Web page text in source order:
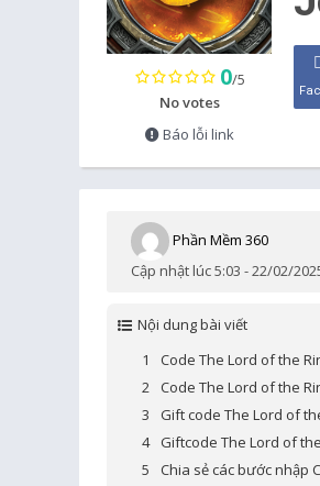
0/5
No votes
Báo lỗi link
Phần Mềm 360
Cập nhật lúc 5:03 - 22/02/
Nội dung bài viết
Code The Lord of the
Code The Lord of the
Gift code The Lord of
Giftcode The Lord of
Chia sẻ các bước nhập